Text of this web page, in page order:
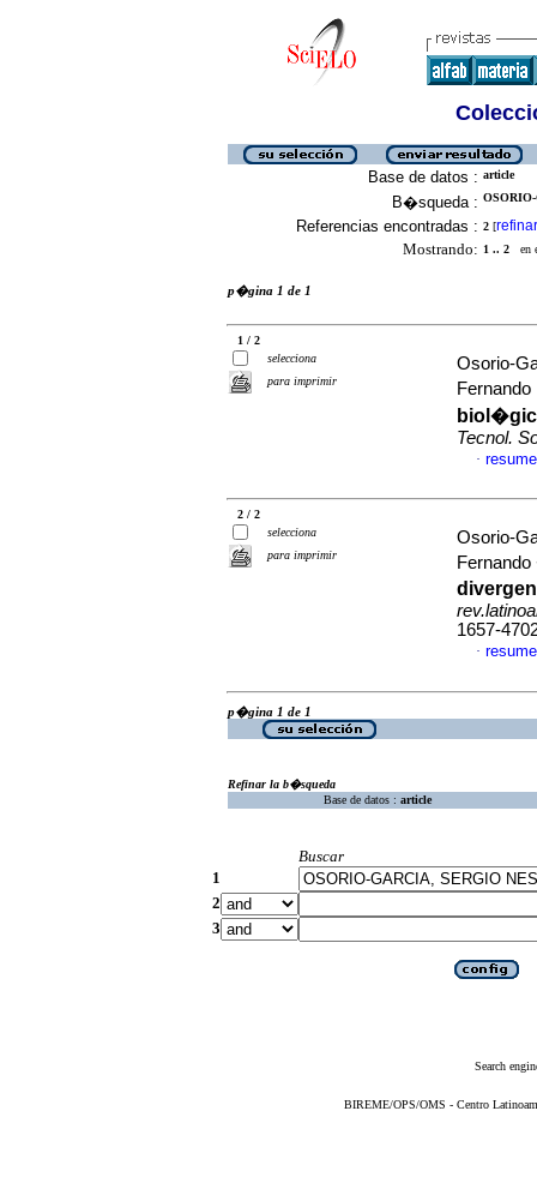
Base de datos : article
B�squeda :
Referencias encontradas : 2 [refinar
Mostrando: 1 .. 2 en
p�gina 1 de 1
1 / 2
selecciona
para imprimir
Osorio-
Fernando
Tecnol.
·
2 / 2
selecciona
para imprimir
Osorio-
Fernando
1657-
·
p�gina 1 de 1
Refinar la b�squeda
Base de datos : article
Buscar
1
2
3
Search
BIREME/OPS/OMS - Centro